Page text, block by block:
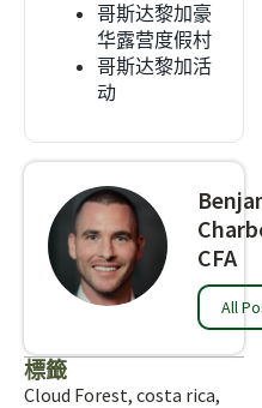
哥斯达黎加豪
华露营度假村
哥斯达黎加活
动
CFA
All
標籤
Cloud Forest, costa rica,